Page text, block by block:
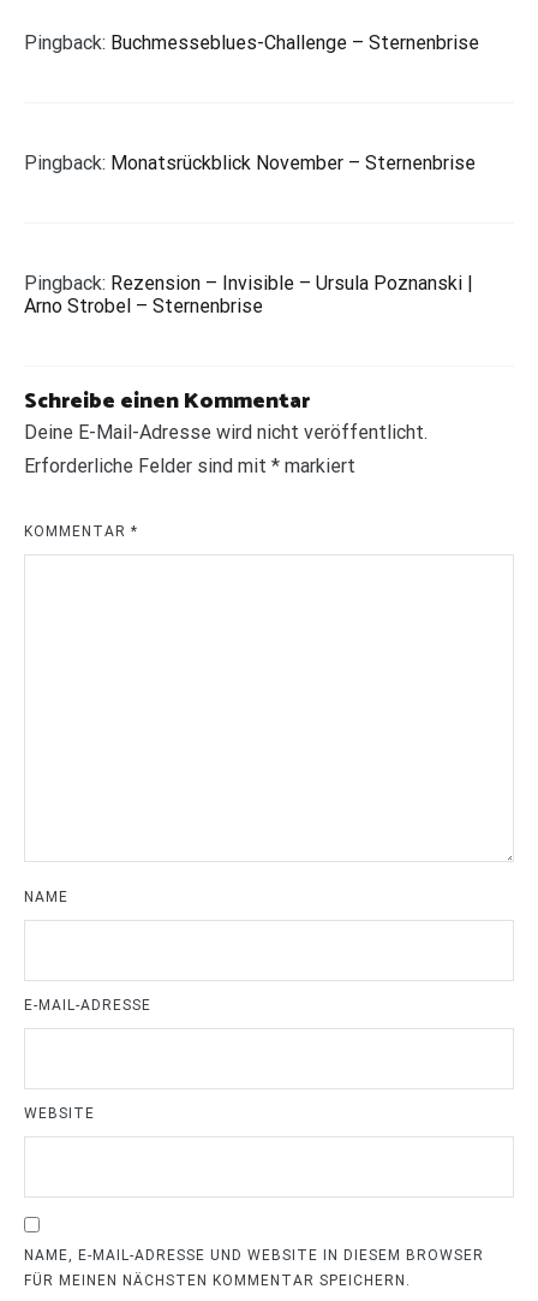
Pingback: Buchmesseblues-Challenge – Sternenbrise
Pingback: Monatsrückblick November – Sternenbrise
Pingback: Rezension – Invisible – Ursula Poznanski |
Arno Strobel – Sternenbrise
Schreibe einen Kommentar
Deine E-Mail-Adresse wird nicht veröffentlicht.
Erforderliche Felder sind mit * markiert
KOMMENTAR *
NAME
E-MAIL-ADRESSE
WEBSITE
NAME, E-MAIL-ADRESSE UND WEBSITE IN DIESEM BROWSER
FÜR MEINEN NÄCHSTEN KOMMENTAR SPEICHERN.